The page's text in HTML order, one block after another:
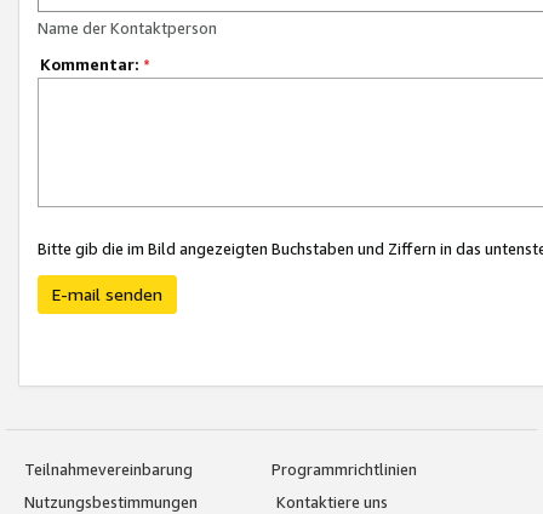
Name der Kontaktperson
Kommentar: *
Bitte gib die im Bild angezeigten Buchstaben und Ziffern in das
E-mail senden
Teilnahmevereinbarung
Programmrichtlinien
Nutzungsbestimmungen
Kontaktiere uns